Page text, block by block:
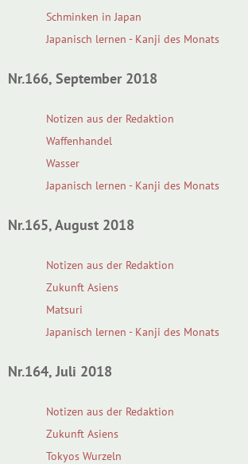
Schminken in Japan
Japanisch lernen - Kanji des Monats
Nr.166, September 2018
Notizen aus der Redaktion
Waffenhandel
Wasser
Japanisch lernen - Kanji des Monats
Nr.165, August 2018
Notizen aus der Redaktion
Zukunft Asiens
Matsuri
Japanisch lernen - Kanji des Monats
Nr.164, Juli 2018
Notizen aus der Redaktion
Zukunft Asiens
Tokyos Wurzeln